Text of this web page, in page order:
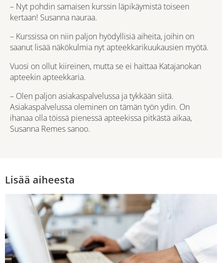
– Nyt pohdin samaisen kurssin läpikäymistä toiseen
kertaan! Susanna nauraa.
– Kurssissa on niin paljon hyödyllisiä aiheita, joihin on
saanut lisää näkökulmia nyt apteekkarikuukausien myötä.
Vuosi on ollut kiireinen, mutta se ei haittaa Katajanokan
apteekin apteekkaria.
– Olen paljon asiakaspalvelussa ja tykkään siitä.
Asiakaspalvelussa oleminen on tämän työn ydin. On
ihanaa olla töissä pienessä apteekissa pitkästä aikaa,
Susanna Remes sanoo.
Lisää aiheesta